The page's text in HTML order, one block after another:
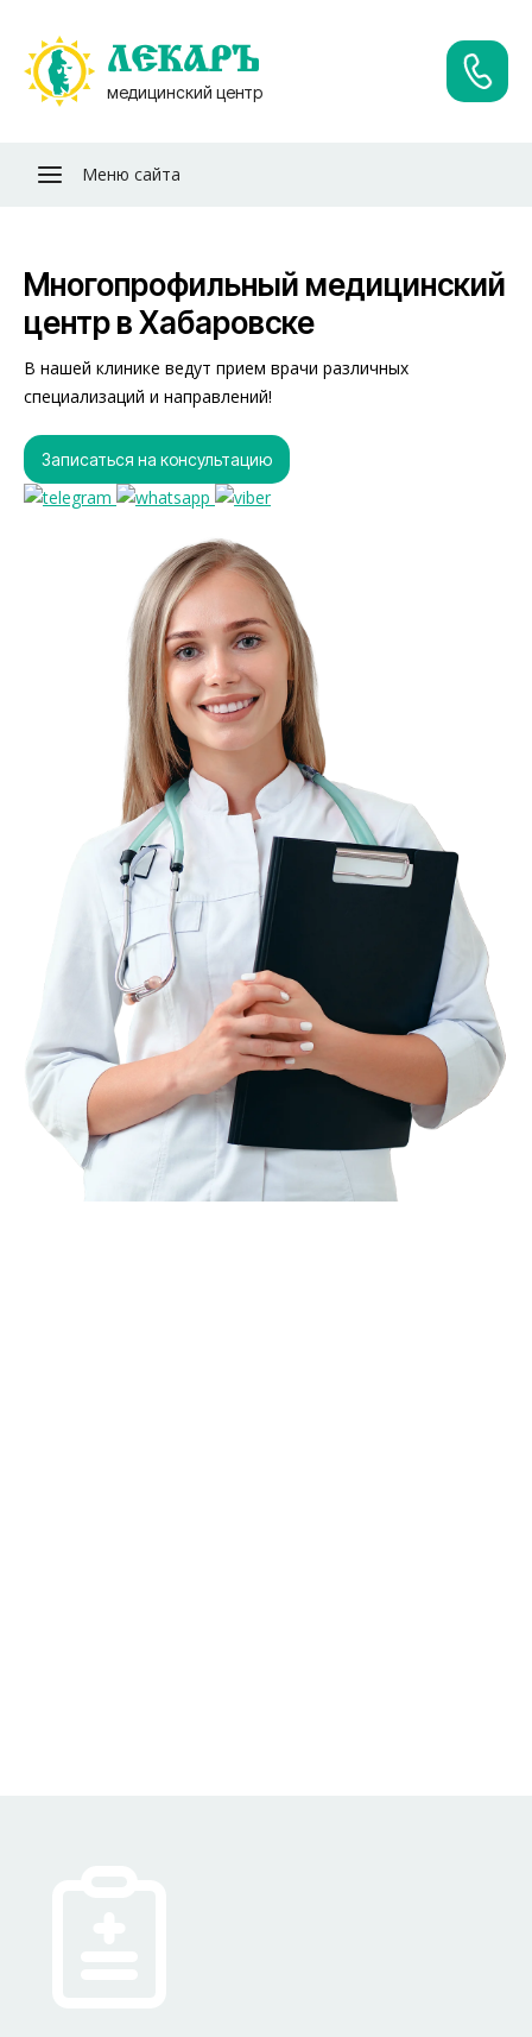
ЛЕКАРЪ
медицинский центр
Меню сайта
Многопрофильный медицинский
центр в Хабаровске
В нашей клинике ведут прием врачи различных
специализаций и направлений!
Записаться на консультацию